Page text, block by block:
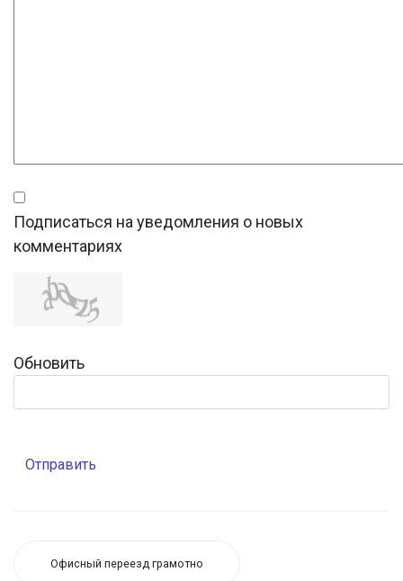
Подписаться на уведомления о новых
комментариях
Обновить
Отправить
Офисный переезд грамотно